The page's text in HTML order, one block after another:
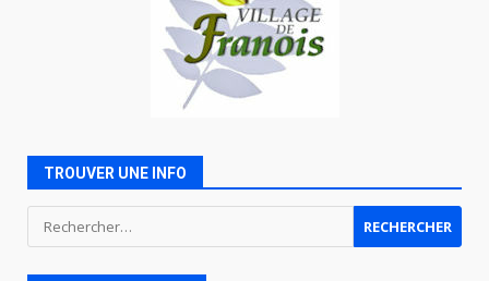
TROUVER UNE INFO
Rechercher :